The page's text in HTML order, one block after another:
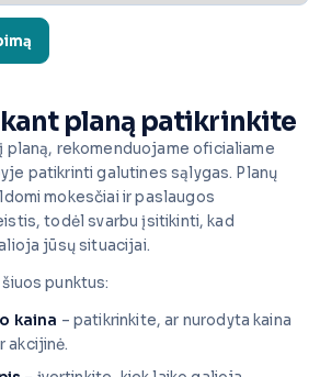
planą patikrinkite
planą, rekomenduojame oficialiame
patikrinti galutines sąlygas. Planų
mokesčiai ir paslaugos
todėl svarbu įsitikinti, kad
jūsų situacijai.
punktus:
kaina – patikrinkite, ar nurodyta kaina
akcijinė.